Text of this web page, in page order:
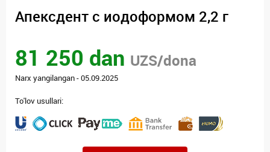
Апексдент с иодоформом 2,2 г
81 250 dan UZS/dona
Narx yangilangan - 05.09.2025
To'lov usullari: